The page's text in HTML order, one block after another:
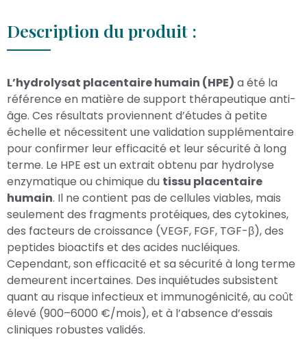
Description du produit :
L’hydrolysat placentaire humain (HPE) a été la
référence en matière de support thérapeutique anti-
âge. Ces résultats proviennent d’études à petite
échelle et nécessitent une validation supplémentaire
pour confirmer leur efficacité et leur sécurité à long
terme. Le HPE est un extrait obtenu par hydrolyse
enzymatique ou chimique du tissu placentaire
humain. Il ne contient pas de cellules viables, mais
seulement des fragments protéiques, des cytokines,
des facteurs de croissance (VEGF, FGF, TGF-β), des
peptides bioactifs et des acides nucléiques.
Cependant, son efficacité et sa sécurité à long terme
demeurent incertaines. Des inquiétudes subsistent
quant au risque infectieux et immunogénicité, au coût
élevé (900–6000 €/mois), et à l’absence d’essais
cliniques robustes validés.